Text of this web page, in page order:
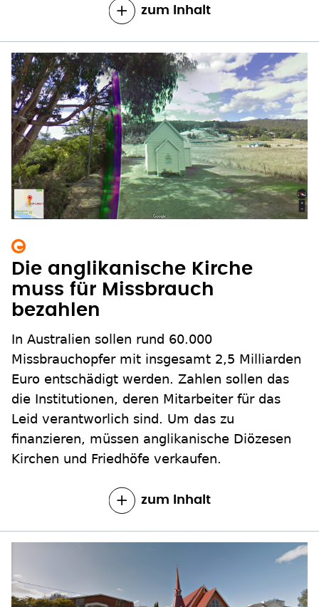
zum Inhalt
Die anglikanische Kirche
muss für Missbrauch
bezahlen
In Australien sollen rund 60.000
Missbrauchopfer mit insgesamt 2,5 Milliarden
Euro entschädigt werden. Zahlen sollen das
die Institutionen, deren Mitarbeiter für das
Leid verantworlich sind. Um das zu
finanzieren, müssen anglikanische Diözesen
Kirchen und Friedhöfe verkaufen.
zum Inhalt